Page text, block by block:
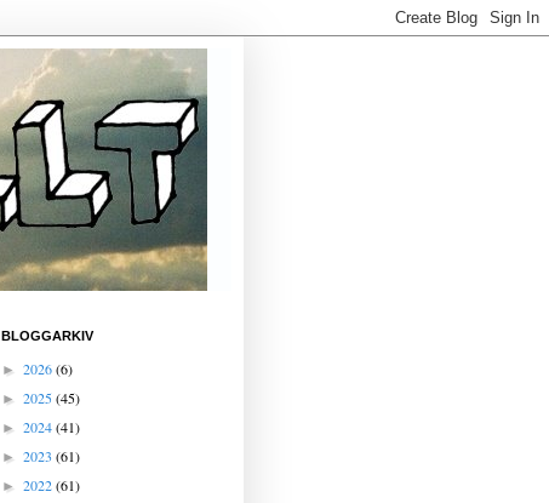
BLOGGARKIV
► 2026(6)
► 2025(45)
► 2024(41)
► 2023 (61)
► 2022(61)